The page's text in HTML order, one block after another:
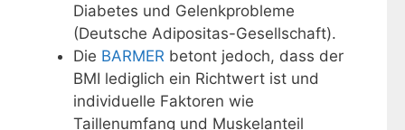
Diabetes und Gelenkprobleme
(Deutsche Adipositas-Gesellschaft).
Die BARMER betont jedoch, dass der
BMI lediglich ein Richtwert ist und
individuelle Faktoren wie
Taillenumfang und Muskelanteil